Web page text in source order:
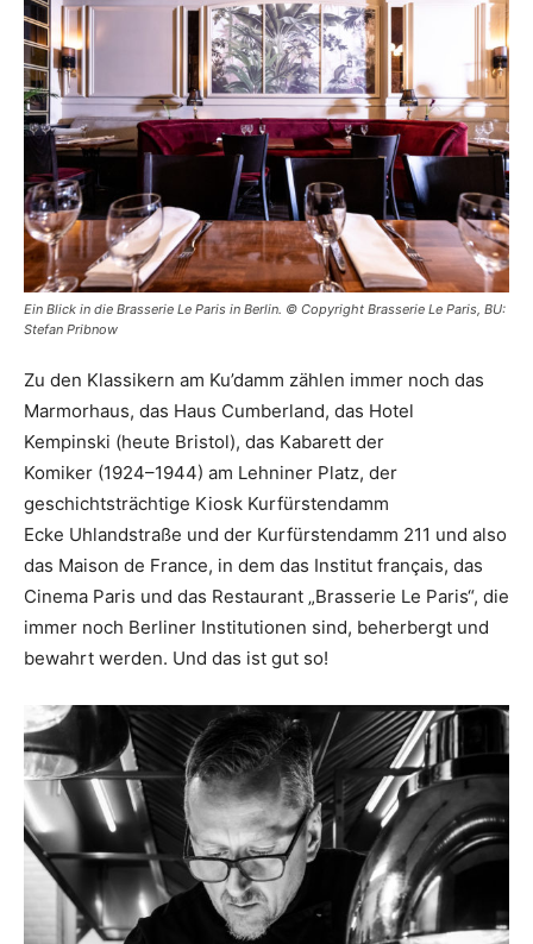
Ein Blick in die Brasserie Le Paris in Berlin. © Copyright Brasserie Le Paris, BU:
Stefan Pribnow
Zu den Klassikern am Ku’damm zählen immer noch das
Marmorhaus, das Haus Cumberland, das Hotel
Kempinski (heute Bristol), das Kabarett der
Komiker (1924–1944) am Lehniner Platz, der
geschichtsträchtige Kiosk Kurfürstendamm
Ecke Uhlandstraße und der Kurfürstendamm 211 und also
das Maison de France, in dem das Institut français, das
Cinema Paris und das Restaurant „Brasserie Le Paris“, die
immer noch Berliner Institutionen sind, beherbergt und
bewahrt werden. Und das ist gut so!